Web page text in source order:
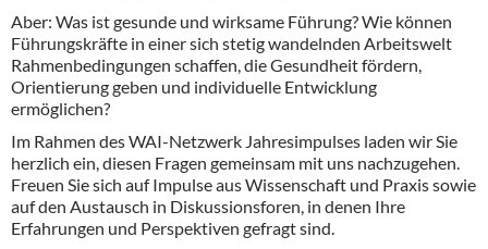
Aber: Was ist gesunde und wirksame Führung? Wie können
Führungskräfte in einer sich stetig wandelnden Arbeitswelt
Rahmenbedingungen schaffen, die Gesundheit fördern,
Orientierung geben und individuelle Entwicklung
ermöglichen?
Im Rahmen des WAI-Netzwerk Jahresimpulses laden wir Sie
herzlich ein, diesen Fragen gemeinsam mit uns nachzugehen.
Freuen Sie sich auf Impulse aus Wissenschaft und Praxis sowie
auf den Austausch in Diskussionsforen, in denen Ihre
Erfahrungen und Perspektiven gefragt sind.